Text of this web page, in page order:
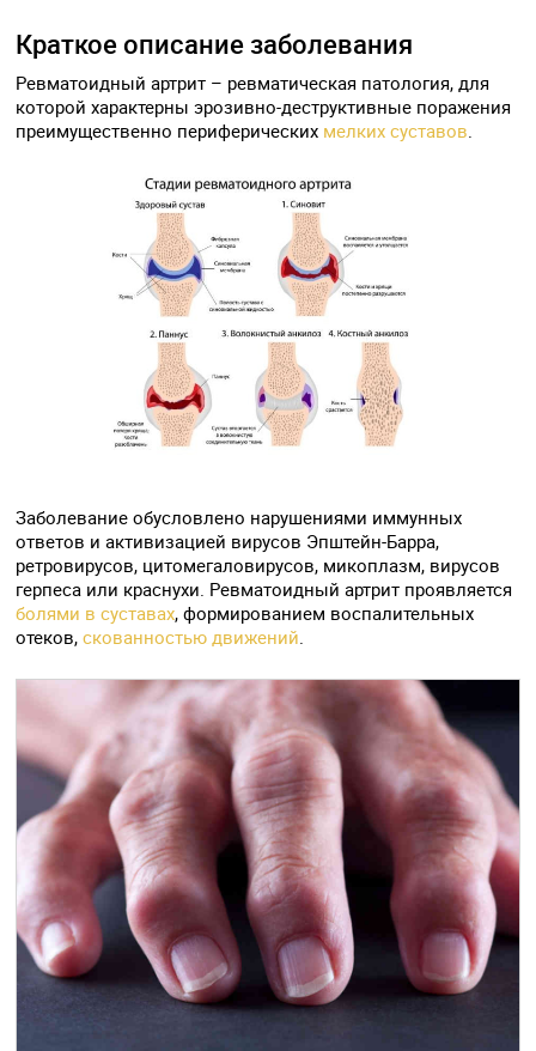
Краткое описание заболевания
Ревматоидный артрит – ревматическая патология, для
которой характерны эрозивно-деструктивные поражения
преимущественно периферических мелких суставов
Заболевание обусловлено нарушениями иммунных
ответов и активизацией вирусов Эпштейн-Барра,
ретровирусов, цитомегаловирусов, микоплазм, вирусов
герпеса или краснухи. Ревматоидный артрит проявляется
болями в суставах, формированием воспалительных
отеков,скованностью движений